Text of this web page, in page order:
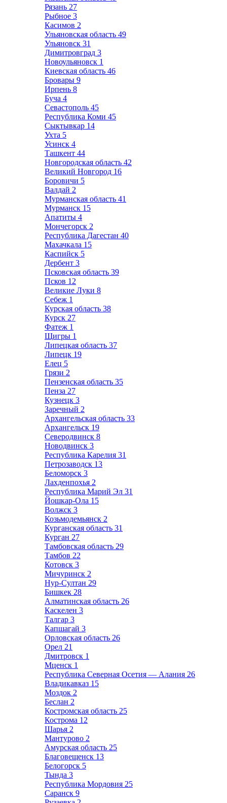
Рязань 27
Рыбное 3
Касимов 2
Ульяновская область 49
Ульяновск 31
Димитровград 3
Новоульяновск 1
Киевская область 46
Бровары 9
Ирпень 8
Буча 4
Севастополь 45
Республика Коми 45
Сыктывкар 14
Ухта 5
Усинск 4
Ташкент 44
Новгородская область 42
Великий Новгород 16
Боровичи 5
Валдай 2
Мурманская область 41
Мурманск 15
Апатиты 4
Мончегорск 2
Республика Дагестан 40
Махачкала 15
Каспийск 5
Дербент 3
Псковская область 39
Псков 12
Великие Луки 8
Себеж 1
Курская область 38
Курск 27
Фатеж 1
Щигры 1
Липецкая область 37
Липецк 19
Елец 5
Грязи 2
Пензенская область 35
Пенза 27
Кузнецк 3
Заречный 2
Архангельская область 33
Архангельск 19
Северодвинск 8
Новодвинск 3
Республика Карелия 31
Петрозаводск 13
Беломорск 3
Лахденпохья 2
Республика Марий Эл 31
Йошкар-Ола 15
Волжск 3
Козьмодемьянск 2
Курганская область 31
Курган 27
Тамбовская область 29
Тамбов 22
Котовск 3
Мичуринск 2
Нур-Султан 29
Бишкек 28
Алматинская область 26
Каскелен 3
Талгар 3
Капшагай 3
Орловская область 26
Орел 21
Дмитровск 1
Мценск 1
Республика Северная Осетия — Алания 26
Владикавказ 15
Моздок 2
Беслан 2
Костромская область 25
Кострома 12
Шарья 2
Мантурово 2
Амурская область 25
Благовещенск 13
Белогорск 5
Тында 3
Республика Мордовия 25
Саранск 9